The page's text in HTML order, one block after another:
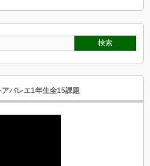
バレエ1年生全15課題